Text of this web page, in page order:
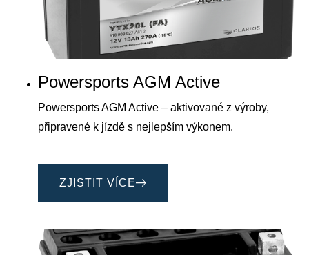
Powersports AGM Active
Powersports AGM Active – aktivované z výroby,
připravené k jízdě s nejlepším výkonem.
ZJISTIT VÍCE